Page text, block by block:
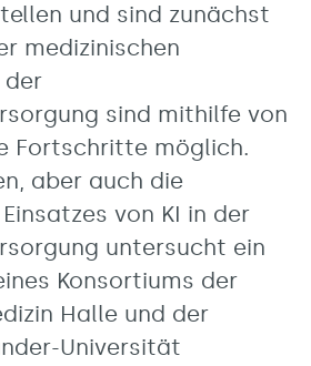
und sind zunächst
medizinischen
der
sind mithilfe von
Fortschritte möglich.
aber auch die
von KI in der
untersucht ein
Konsortiums der
Halle und der
Universität